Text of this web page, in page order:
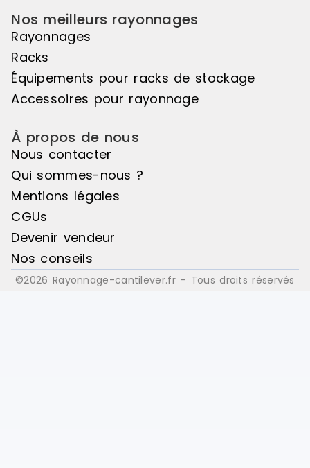
Nos meilleurs rayonnages
Rayonnages
Racks
Équipements pour racks de stockage
Accessoires pour rayonnage
À propos de nous
Nous contacter
Qui sommes-nous ?
Mentions légales
CGUs
Devenir vendeur
Nos conseils
©2026 Rayonnage-cantilever.fr – Tous droits réservés